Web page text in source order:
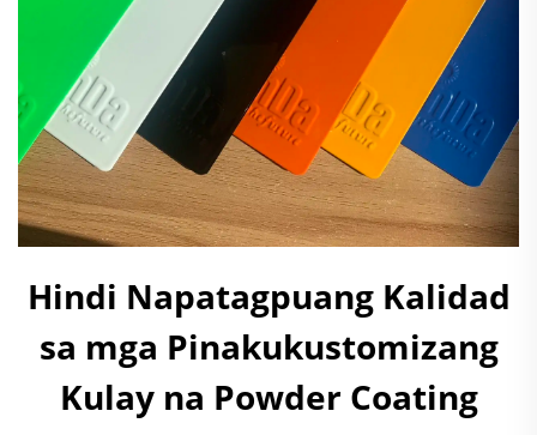
Hindi Napatagpuang Kalidad
sa mga Pinakukustomizang
Kulay na Powder Coating